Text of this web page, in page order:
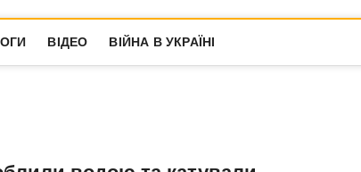
ВІДЕО ВІЙНА В УКРАЇНІ